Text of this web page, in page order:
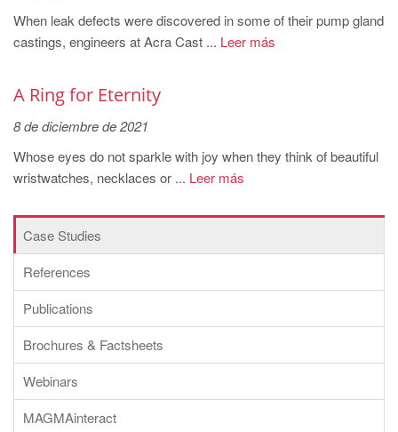
MAGMA Korea
KO
When leak defects were discovered in some of their pump gland
castings, engineers at Acra Cast ... Leer más
A Ring for Eternity
8 de diciembre de 2021
Whose eyes do not sparkle with joy when they think of beautiful
wristwatches, necklaces or ... Leer más
Case Studies
References
Publications
Brochures & Factsheets
Webinars
MAGMAinteract